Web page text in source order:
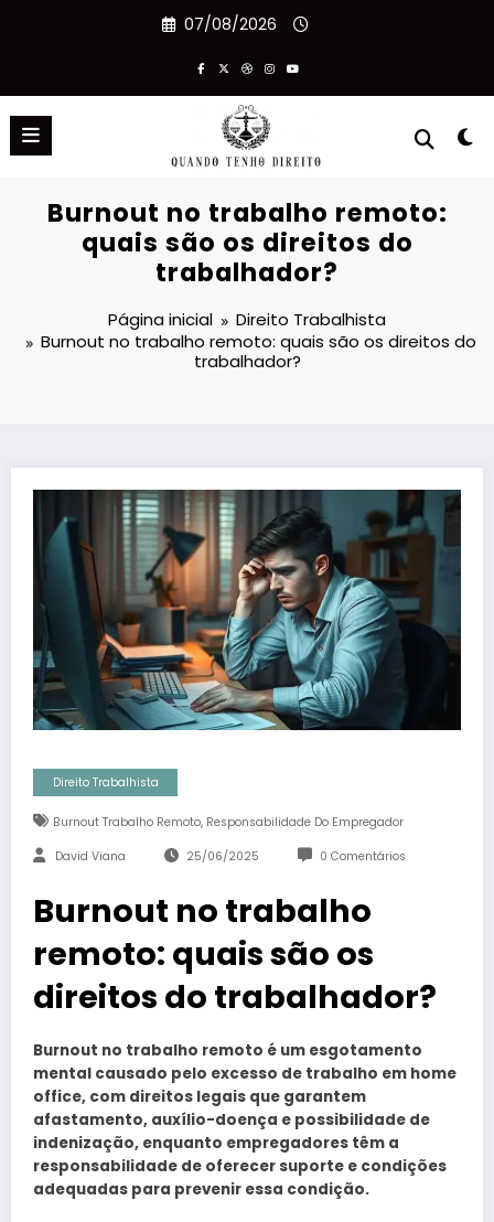
07/08/2026
Burnout no trabalho remoto:
quais são os direitos do
trabalhador?
Página inicial
Direito Trabalhista
Burnout no trabalho remoto: quais são os direitos do
trabalhador?
Direito Trabalhista
Burnout Trabalho Remoto, Responsabilidade Do Empregador
David Viana 25/06/2025 0 Comentários
Burnout no trabalho
remoto: quais são os
direitos do trabalhador?
Burnout no trabalho remoto é um esgotamento
mental causado pelo excesso de trabalho em home
office, com direitos legais que garantem
afastamento, auxílio-doença e possibilidade de
indenização, enquanto empregadores têm a
responsabilidade de oferecer suporte e condições
adequadas para prevenir essa condição.